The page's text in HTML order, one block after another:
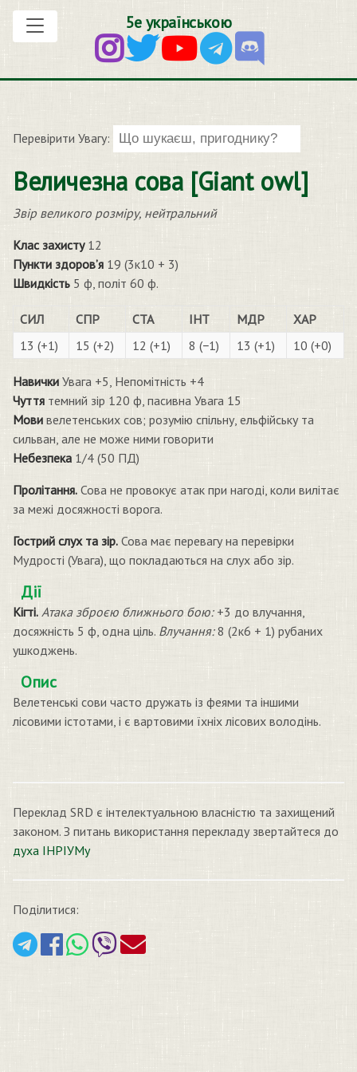
5е українською
Перевірити Увагу:
Величезна сова [Giant owl]
Звір великого розміру, нейтральний
Клас захисту12
Пункти здоров’я 19 (3к10 + 3)
Швидкість 5 ф, політ 60 ф.
СИЛ СПР СТА ІНТ МДР
ХАР
13 (+1)
15 (+2) 12 (+1) 8 (−1) 13 (+1) 10 (+0)
Навички Увага +5, Непомітність +4
Чуття темний зір 120 ф, пасивна Увага 15
Мови велетенських сов; розумію спільну, ельфійську та
сильван, але не може ними говорити
Небезпека 1/4 (50 ПД)
Пролітання. Сова не провокує атак при нагоді, коли вилітає
за межі досяжності ворога.
Гострий слух та зір. Сова має перевагу на перевірки
Мудрості (Увага), що покладаються на слух або зір.
Дії
Кігті. Атака зброєю ближнього бою:+3 до влучання,
досяжність 5 ф, одна ціль. Влучання:8 (2к6 + 1) рубаних
ушкоджень.
Опис
Велетенські сови часто дружать із феями та іншими
лісовими істотами, і є вартовими їхніх лісових володінь.
Переклад SRD є інтелектуальною власністю та захищений
законом. З питань використання перекладу звертайтеся до
духа ІНРІУМу
Поділитися: